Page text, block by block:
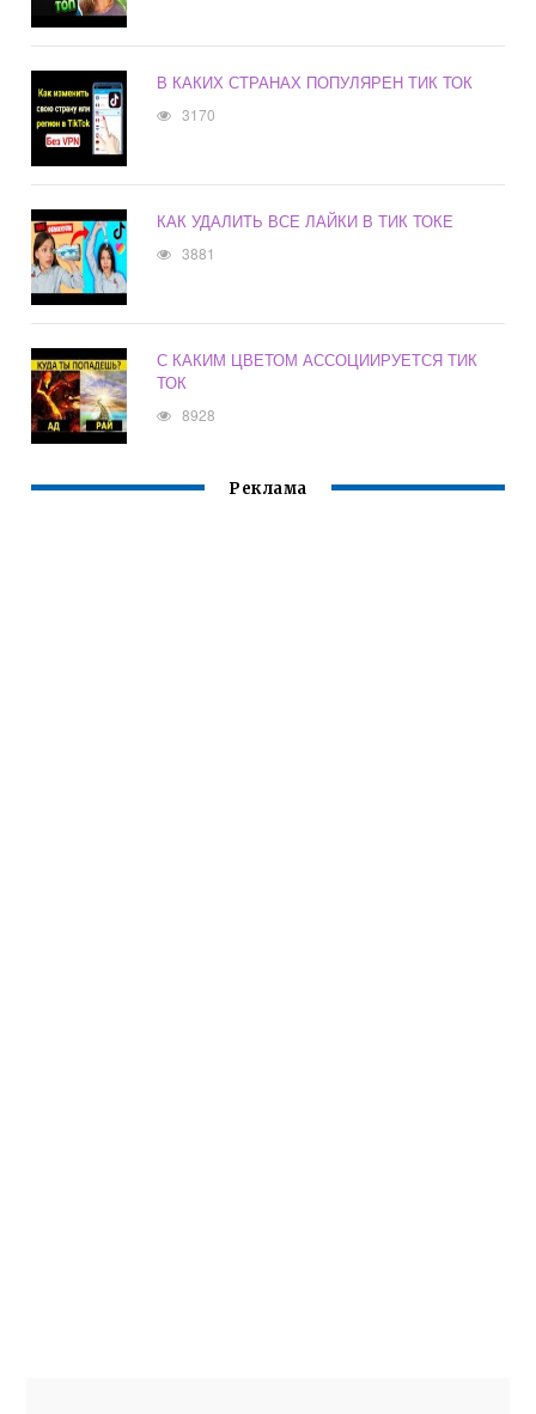
В КАКИХ СТРАНАХ ПОПУЛЯРЕН ТИК ТОК
3170
КАК УДАЛИТЬ ВСЕ ЛАЙКИ В ТИК ТОКЕ
3881
С КАКИМ ЦВЕТОМ АССОЦИИРУЕТСЯ ТИК
ТОК
8928
Реклама